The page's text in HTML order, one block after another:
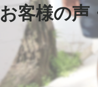
お客様の声